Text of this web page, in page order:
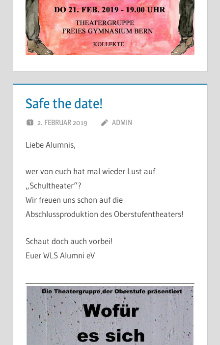
Safe the date!
2. FEBRUAR 2019 ADMIN
Liebe Alumnis,
wer von euch hat mal wieder Lust auf
„Schultheater“?
Wir freuen uns schon auf die
Abschlussproduktion des Oberstufentheaters!
Schaut doch auch vorbei!
Euer WLS Alumni eV